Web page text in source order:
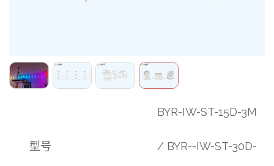
型号
BYR-IW-ST-15D-3M
/ BYR--IW-ST-30D-